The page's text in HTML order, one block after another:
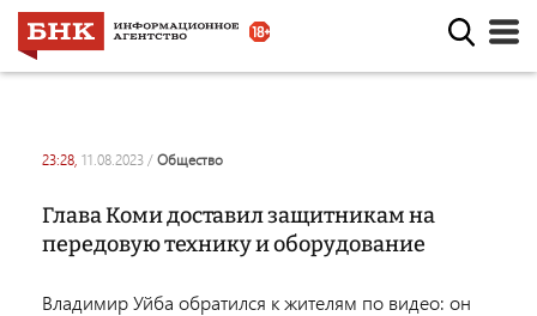
23:28, 11.08.2023 / общество
Глава Коми доставил защитникам на
передовую технику и оборудование
Владимир Уйба обратился к жителям по видео: он